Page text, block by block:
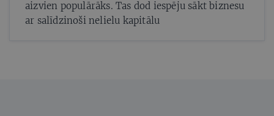
aizvien populārāks. Tas dod iespēju sākt biznesu
ar salīdzinoši nelielu kapitālu